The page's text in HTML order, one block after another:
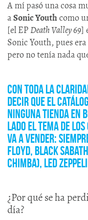
A mí pasó una cosa
aSonic Youthcomo
[el EPDeath Valley 69]
Sonic Youth, pues
pero no tenía nada
Con toda la
decir que el
ninguna tienda en
lado el tema de los
va a vender:
Floyd, Black
chimba), Led
¿Por qué se ha
día?